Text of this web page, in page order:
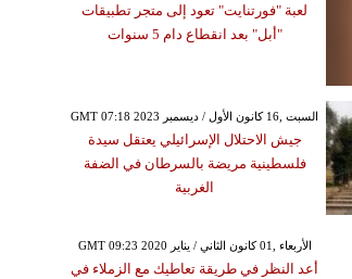
لعبة "فورتنايت" تعود إلى متجر تطبيقات
"أبل" بعد انقطاع دام 5 سنوات
GMT 07:18 2023 السبت ,16 كانون الأول / ديسمبر
جيش الاحتلال الإسرائيلي يعتقل سيدة
فلسطينية مريضة بالسرطان في الضفة
الغربية
GMT 09:23 2020 الأربعاء ,01 كانون الثاني / يناير
أعد النظر في طريقة تعاطيك مع الزملاء في